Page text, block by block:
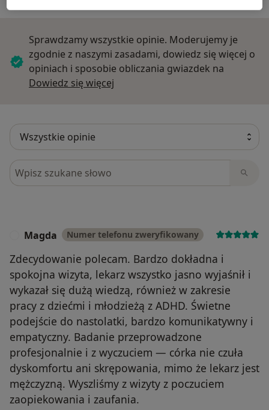
Sprawdzamy wszystkie opinie. Moderujemy je
zgodnie z naszymi zasadami, dowiedz się więcej o
opiniach i sposobie obliczania gwiazdek na
Dowiedz się więcej
Szukaj w opiniach
Magda Numer telefonu zweryfikowany
Zdecydowanie polecam. Bardzo dokładna i
spokojna wizyta, lekarz wszystko jasno wyjaśnił i
wykazał się dużą wiedzą, również w zakresie
pracy z dziećmi i młodzieżą z ADHD. Świetne
podejście do nastolatki, bardzo komunikatywny i
empatyczny. Badanie przeprowadzone
profesjonalnie i z wyczuciem — córka nie czuła
dyskomfortu ani skrępowania, mimo że lekarz jest
mężczyzną. Wyszliśmy z wizyty z poczuciem
zaopiekowania i zaufania.